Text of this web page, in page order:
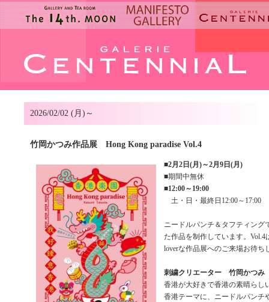
2026/02/02 (月)～
竹岡かつみ作品展 Hong Kong paradise Vol.4
■2月2日(月)～2月9日(月)
■期間中無休
■12:00～19:00
土・日・最終日12:00～17:00
ニードルパンチ＆タフティング
た作品を制作しています。Vol.4
loverな作品展へのご来場お待ち
刺繍クリエーター 竹岡かつみ
香港が大好きで香港の素晴らし
香港テーマに、ニードルパンチ